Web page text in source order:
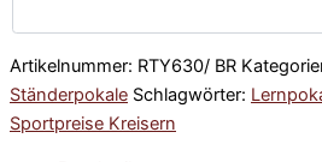
Artikelnummer: RTY630/ BR
Ständerpokale Schlagwörter:
Sportpreise Kreisern